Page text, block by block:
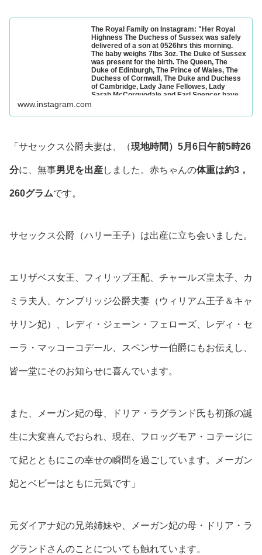
The Royal Family on Instagram: "Her Royal
Highness The Duchess of Sussex was safely
delivered of a son at 0526hrs this morning.
The baby weighs 7lbs 3oz. The Duke of Sussex
was present for the birth. The Queen, The
Duke of Edinburgh, The Prince of Wales, The
Duchess of Cornwall, The Duke and Duchess
of Cambridge, Lady Jane Fellowes, Lady
Sarah McCorquodale and Earl Spencer have
the baby are both doing well."
685K likes, 9,788 comments - theroyalfamily on May 6,
safely deliver...
www.instagram.com
「サセックス公爵夫妻は、（現地時間）5月6日午前5時26
分に、無事男児を出産しました。赤ちゃんの体重は約3，
260グラムです。
サセックス公爵（ハリー王子）は出産に立ち会いました。
エリザベス女王、フィリップ王配、チャールズ皇太子、カ
ミラ夫人、ケンブリッジ公爵夫妻（ウィリアム王子＆キャ
サリン妃）、レディ・ジェーン・フェローズ、レディ・セ
ーラ・マッコーコデール、スペンサー伯爵にもお伝えし、
皆一堂にそのお知らせに喜んでいます。
また、メーガン妃の母、ドリア・ラグランド氏も初孫の誕
生に大変喜んでおられ、現在、フロッグモア・コテージに
て妃とともにこの幸せの瞬間を過ごしています。メーガン
妃とベビーはともに元気です」
元ダイアナ妃の兄弟姉妹や、メーガン妃の母・ドリア・ラ
グランドさんのことについても触れています。